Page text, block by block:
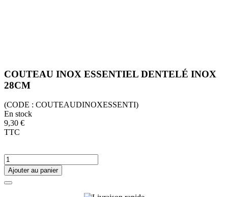
COUTEAU INOX ESSENTIEL DENTELÉ INOX
28CM
(CODE : COUTEAUDINOXESSENTI)
En stock
9,30 €
TTC
Ajouter au panier